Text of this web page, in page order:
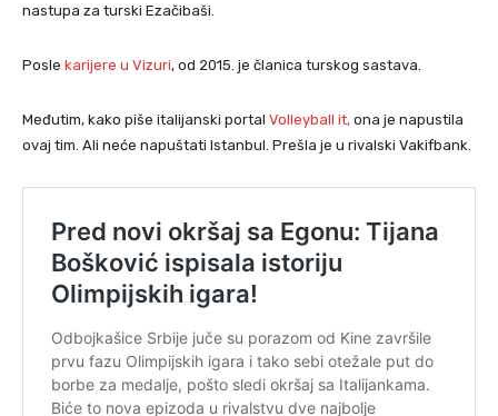
nastupa za turski Ezačibaši.
Posle karijere u Vizuri, od 2015. je članica turskog sastava.
Međutim, kako piše italijanski portal Volleyball it, ona je napustila
ovaj tim. Ali neće napuštati Istanbul. Prešla je u rivalski Vakifbank.